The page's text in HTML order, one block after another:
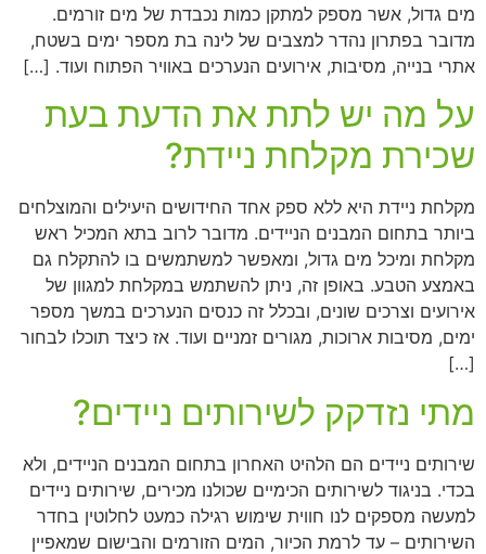
מים גדול, אשר מספק למתקן כמות נכבדת של מים זורמים.
מדובר בפתרון נהדר למצבים של לינה בת מספר ימים בשטח,
אתרי בנייה, מסיבות, אירועים הנערכים באוויר הפתוח ועוד. […]
על מה יש לתת את הדעת בעת
שכירת מקלחת ניידת?
מקלחת ניידת היא ללא ספק אחד החידושים היעילים והמוצלחים
ביותר בתחום המבנים הניידים. מדובר לרוב בתא המכיל ראש
מקלחת ומיכל מים גדול, ומאפשר למשתמשים בו להתקלח גם
באמצע הטבע. באופן זה, ניתן להשתמש במקלחת למגוון של
אירועים וצרכים שונים, ובכלל זה כנסים הנערכים במשך מספר
ימים, מסיבות ארוכות, מגורים זמניים ועוד. אז כיצד תוכלו לבחור
[…]
מתי נזדקק לשירותים ניידים?
שירותים ניידים הם הלהיט האחרון בתחום המבנים הניידים, ולא
בכדי. בניגוד לשירותים הכימיים שכולנו מכירים, שירותים ניידים
למעשה מספקים לנו חווית שימוש רגילה כמעט לחלוטין בחדר
השירותים – עד לרמת הכיור, המים הזורמים והבישום שמאפיין